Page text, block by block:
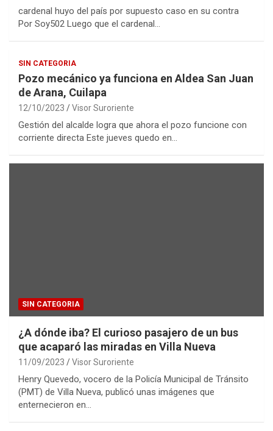
cardenal huyo del país por supuesto caso en su contra
Por Soy502 Luego que el cardenal…
SIN CATEGORIA
Pozo mecánico ya funciona en Aldea San Juan
de Arana, Cuilapa
12/10/2023 Visor Suroriente
Gestión del alcalde logra que ahora el pozo funcione con
corriente directa Este jueves quedo en…
SIN CATEGORIA
¿A dónde iba? El curioso pasajero de un bus
que acaparó las miradas en Villa Nueva
11/09/2023 Visor Suroriente
Henry Quevedo, vocero de la Policía Municipal de Tránsito
(PMT) de Villa Nueva, publicó unas imágenes que
enternecieron en…